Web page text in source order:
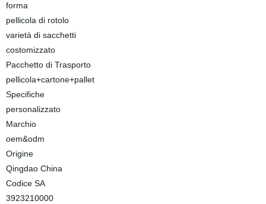
forma
pellicola di rotolo
varietà di sacchetti
costomizzato
Pacchetto di Trasporto
pellicola+cartone+pallet
Specifiche
personalizzato
Marchio
oem&odm
Origine
Qingdao China
Codice SA
3923210000